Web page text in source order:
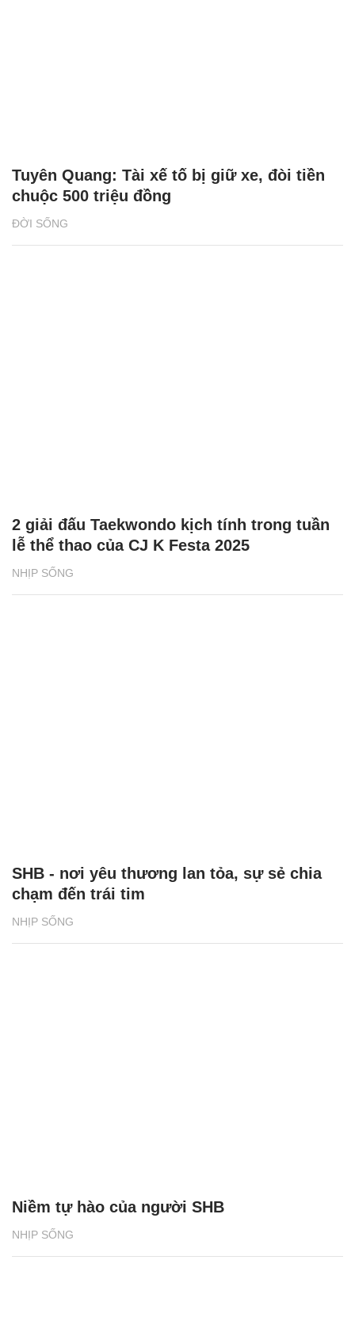
ĐỜI SỐNG
Tuyên Quang: Tài xế tố bị giữ xe, đòi tiền
chuộc 500 triệu đồng
NHỊP SỐNG
2 giải đấu Taekwondo kịch tính trong tuần
lễ thể thao của CJ K Festa 2025
NHỊP SỐNG
SHB - nơi yêu thương lan tỏa, sự sẻ chia
chạm đến trái tim
NHỊP SỐNG
Niềm tự hào của người SHB